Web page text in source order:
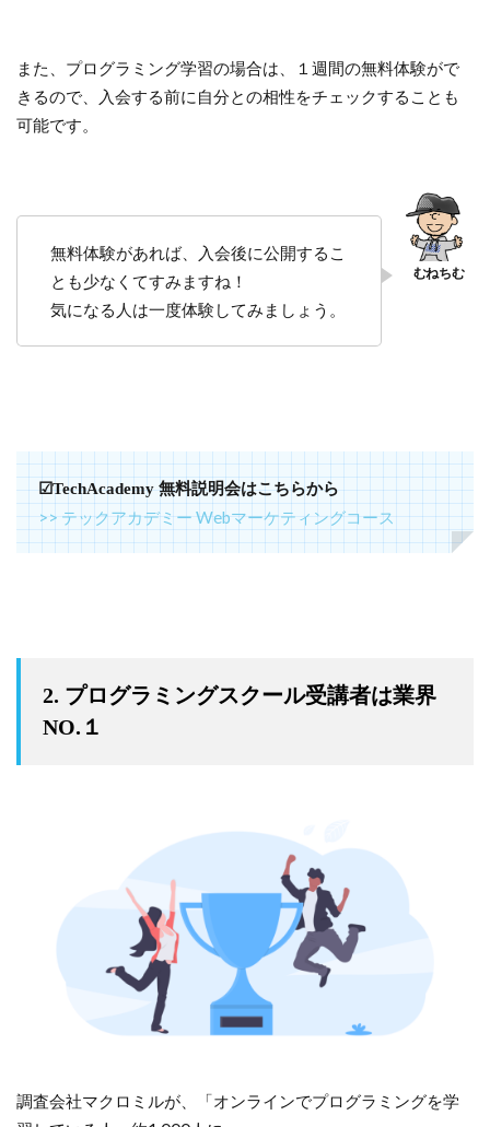
また、プログラミング学習の場合は、１週間の無料体験がで
きるので、入会する前に自分との相性をチェックすることも
可能です。
無料体験があれば、入会後に公開するこ
とも少なくてすみますね！
気になる人は一度体験してみましょう。
☑TechAcademy 無料説明会はこちらから
>> テックアカデミー Webマーケティングコース
2. プログラミングスクール受講者は業界
NO.１
調査会社マクロミルが、「オンラインでプログラミングを学